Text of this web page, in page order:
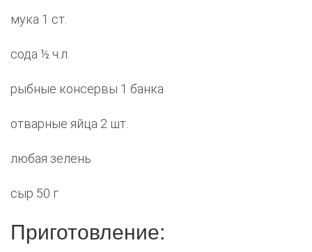
мука 1 ст.
сода ½ ч.л.
рыбные консервы 1 банка
отварные яйца 2 шт.
любая зелень
сыр 50 г
Приготовление: